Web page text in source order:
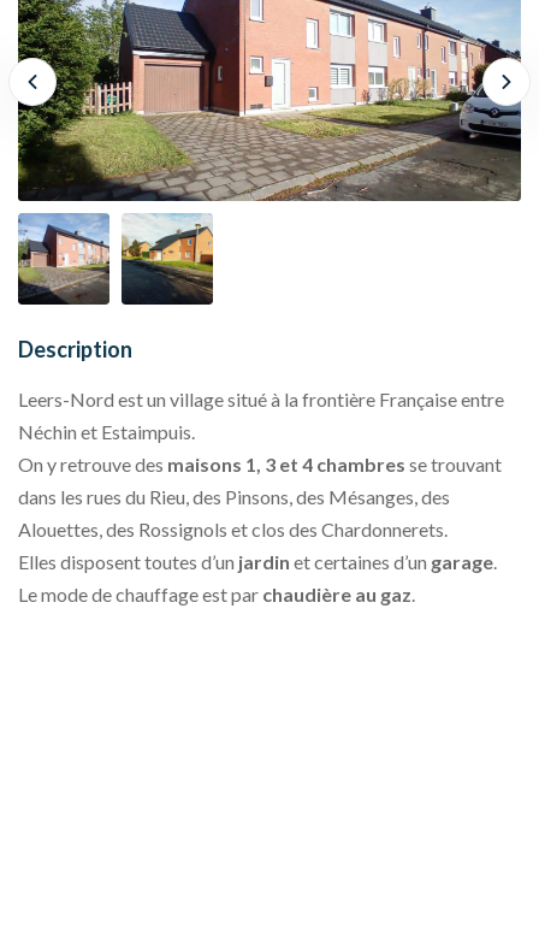
Description
Leers-Nord est un village situé à la frontière Française entre
Néchin et Estaimpuis.
On y retrouve des maisons 1, 3 et 4 chambres se trouvant
dans les rues du Rieu, des Pinsons, des Mésanges, des
Alouettes, des Rossignols et clos des Chardonnerets.
Elles disposent toutes d’un jardin et certaines d’un garage.
Le mode de chauffage est par chaudière au gaz.